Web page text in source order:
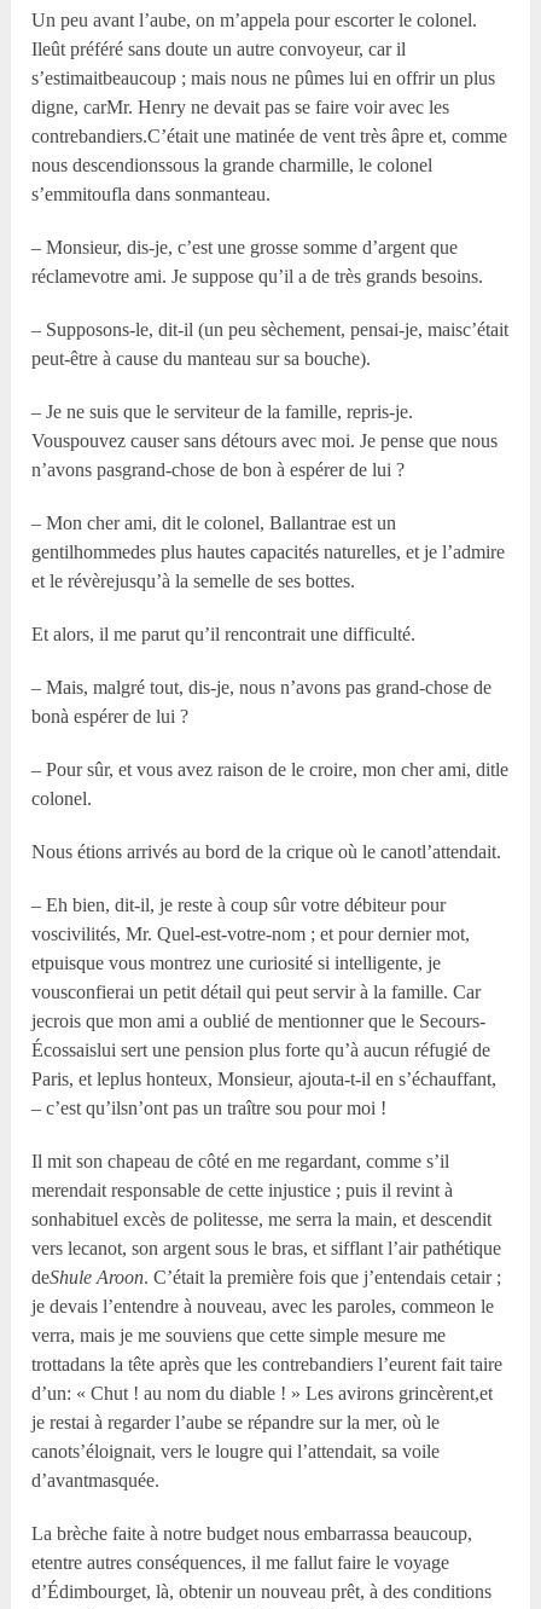
Un peu avant l’aube, on m’appela pour escorter le colonel.
Ileût préféré sans doute un autre convoyeur, car il
s’estimaitbeaucoup ; mais nous ne pûmes lui en offrir un plus
digne, carMr. Henry ne devait pas se faire voir avec les
contrebandiers.C’était une matinée de vent très âpre et, comme
nous descendionssous la grande charmille, le colonel
s’emmitoufla dans sonmanteau.
– Monsieur, dis-je, c’est une grosse somme d’argent que
réclamevotre ami. Je suppose qu’il a de très grands besoins.
– Supposons-le, dit-il (un peu sèchement, pensai-je, maisc’était
peut-être à cause du manteau sur sa bouche).
– Je ne suis que le serviteur de la famille, repris-je.
Vouspouvez causer sans détours avec moi. Je pense que nous
n’avons pasgrand-chose de bon à espérer de lui ?
– Mon cher ami, dit le colonel, Ballantrae est un
gentilhommedes plus hautes capacités naturelles, et je l’admire
et le révèrejusqu’à la semelle de ses bottes.
Et alors, il me parut qu’il rencontrait une difficulté.
– Mais, malgré tout, dis-je, nous n’avons pas grand-chose de
bonà espérer de lui ?
– Pour sûr, et vous avez raison de le croire, mon cher ami, ditle
colonel.
Nous étions arrivés au bord de la crique où le canotl’attendait.
– Eh bien, dit-il, je reste à coup sûr votre débiteur pour
voscivilités, Mr. Quel-est-votre-nom ; et pour dernier mot,
etpuisque vous montrez une curiosité si intelligente, je
vousconfierai un petit détail qui peut servir à la famille. Car
jecrois que mon ami a oublié de mentionner que le Secours-
Écossaislui sert une pension plus forte qu’à aucun réfugié de
Paris, et leplus honteux, Monsieur, ajouta-t-il en s’échauffant,
– c’est qu’ilsn’ont pas un traître sou pour moi !
Il mit son chapeau de côté en me regardant, comme s’il
merendait responsable de cette injustice ; puis il revint à
sonhabituel excès de politesse, me serra la main, et descendit
vers lecanot, son argent sous le bras, et sifflant l’air pathétique
deShule Aroon. C’était la première fois que j’entendais cetair ;
je devais l’entendre à nouveau, avec les paroles, commeon le
verra, mais je me souviens que cette simple mesure me
trottadans la tête après que les contrebandiers l’eurent fait taire
d’un: « Chut ! au nom du diable ! » Les avirons grincèrent,et
je restai à regarder l’aube se répandre sur la mer, où le
canots’éloignait, vers le lougre qui l’attendait, sa voile
d’avantmasquée.
La brèche faite à notre budget nous embarrassa beaucoup,
etentre autres conséquences, il me fallut faire le voyage
d’Édimbourget, là, obtenir un nouveau prêt, à des conditions